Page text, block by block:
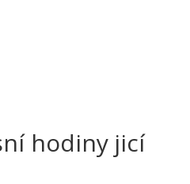
hodiny jicí